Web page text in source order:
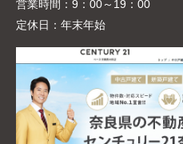
営業時間： 9：00～19：00
定休日： 年末年始